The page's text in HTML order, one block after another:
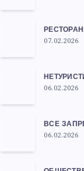
07.02.2026
06.02.2026
ВСЕ
06.02.2026